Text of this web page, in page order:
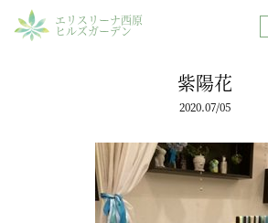
エリスリーナ西原
ヒルズガーデン
紫陽花
2020.07/05